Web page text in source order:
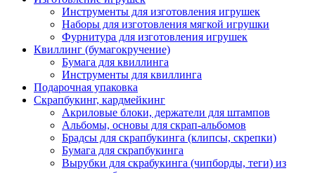
Инструменты для изготовления игрушек
Наборы для изготовления мягкой игрушки
Фурнитура для изготовления игрушек
Квиллинг (бумагокручение)
Бумага для квиллинга
Инструменты для квиллинга
Подарочная упаковка
Скрапбукинг, кардмейкинг
Акриловые блоки, держатели для штампов
Альбомы, основы для скрап-альбомов
Брадсы для скрапбукинга (клипсы, скрепки)
Бумага для скрапбукинга
Вырубки для скрабукинга (чипборды, теги) из